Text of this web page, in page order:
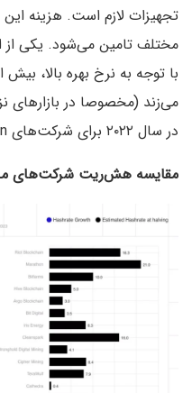
تجهیزات لازم است. هزینه
مختلف تامین می‌شود. یکی
با توجه به نرخ بهره بالا،
می‌زند (مخصوصا در بازارهای
در سال ۲۰۲۲ برای شرکت‌های Mawson و Core Scientific افتاد.
مقایسه هش‌ریت شرکت‌های